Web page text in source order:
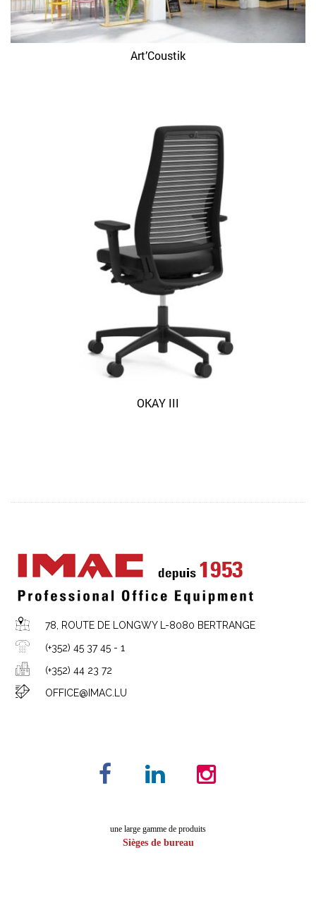
Art’Coustik
OKAY III
78, ROUTE DE LONGWY L-8080 BERTRANGE
(+352) 45 37 45 - 1
(+352) 44 23 72
OFFICE@IMAC.LU
une large gamme de produits
Sièges de bureau